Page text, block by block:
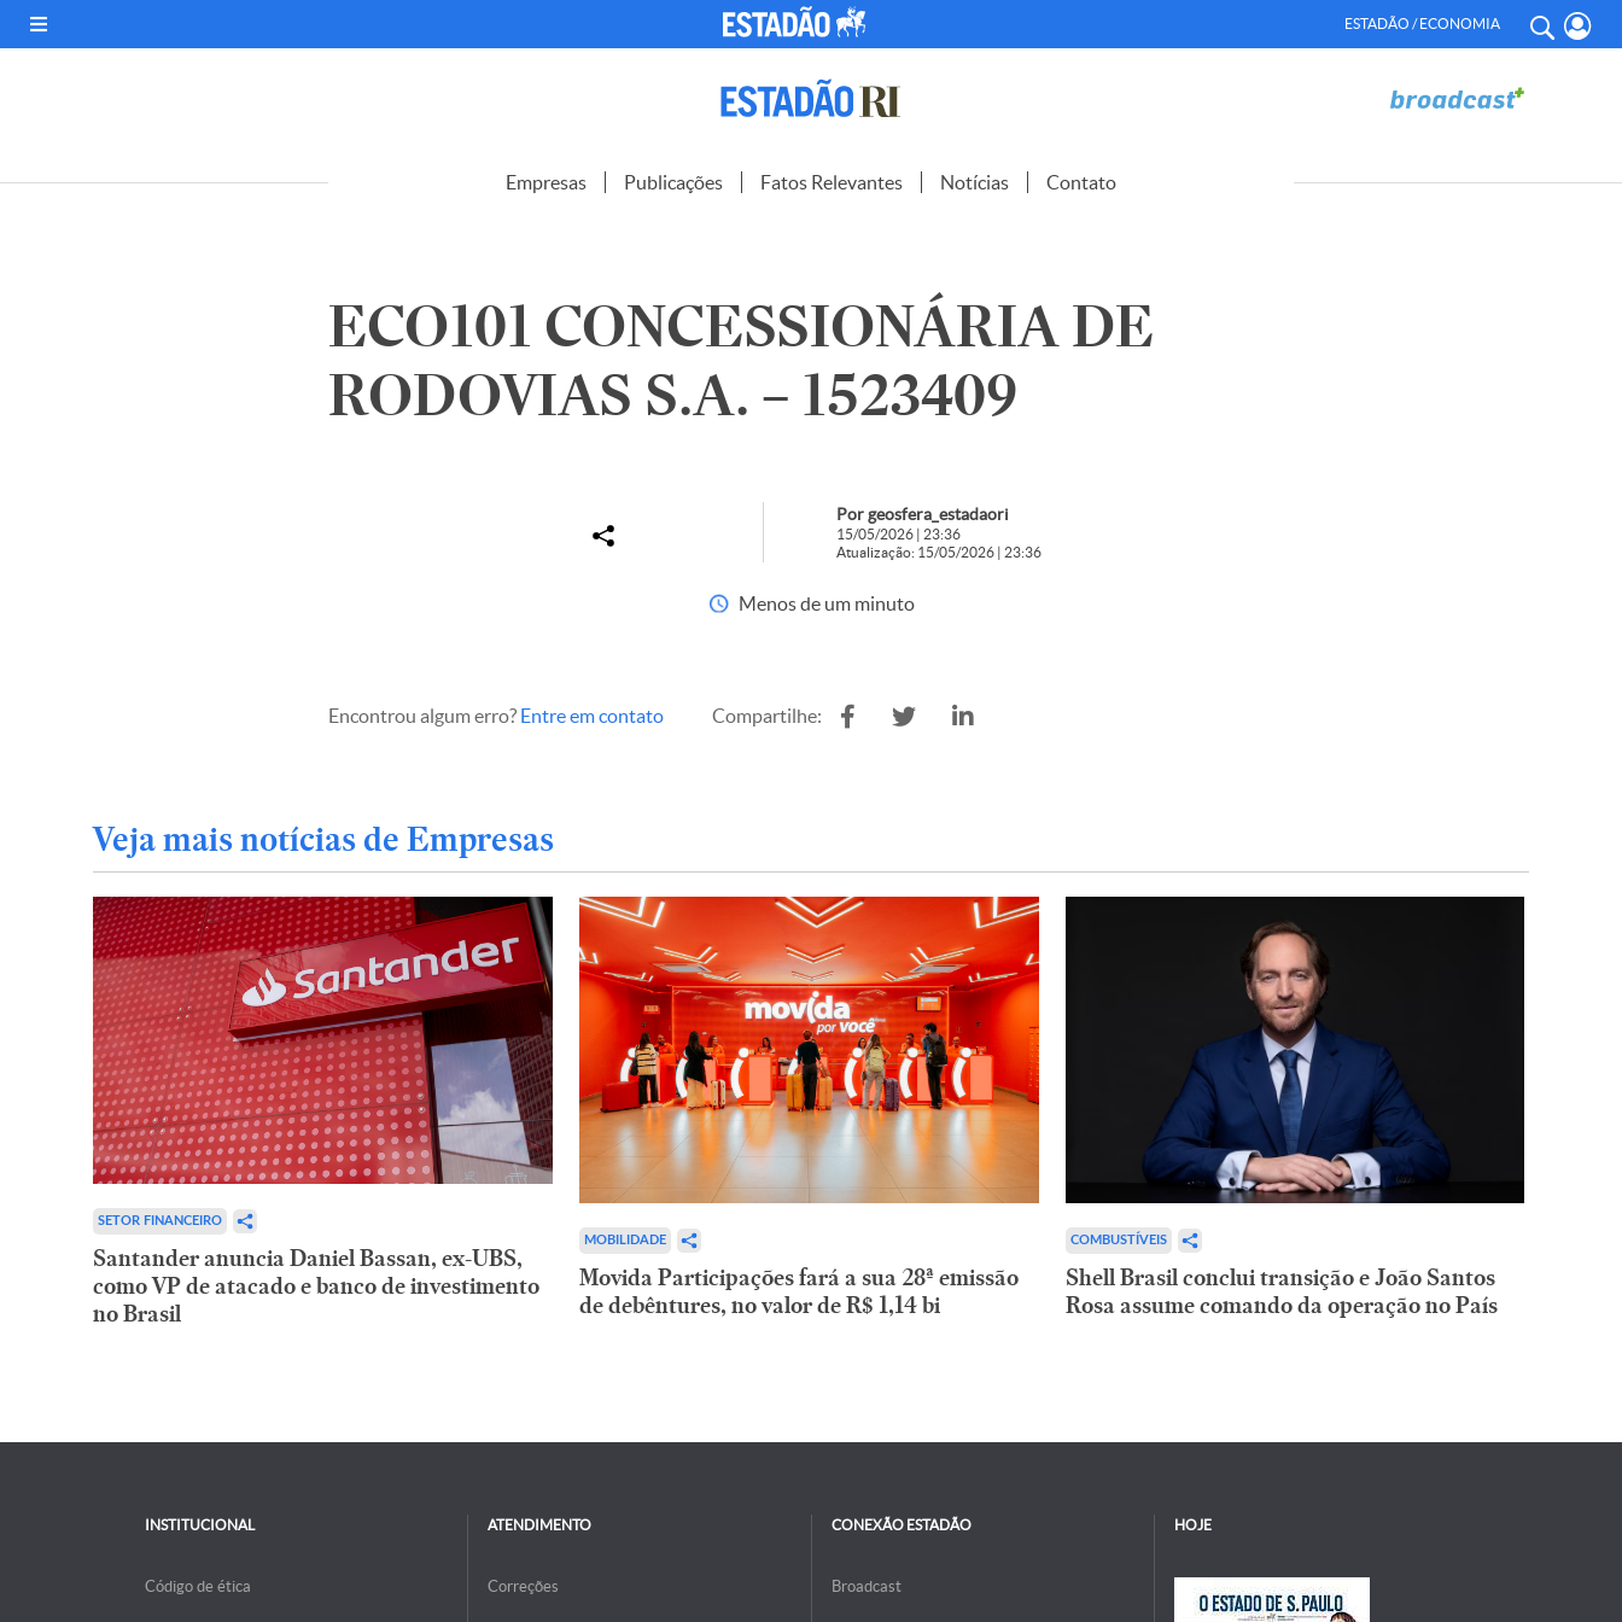
ESTADÃO / ECONOMIA
Empresas Publicações Fatos Relevantes Notícias Contato
ECO101 CONCESSIONÁRIA DE
RODOVIAS S.A. – 1523409
Por geosfera_estadaori
15/05/2026 | 23:36
Atualização: 15/05/2026 | 23:36
Menos de um minuto
Encontrou algum erro? Entre em contato Compartilhe:
Veja mais notícias de Empresas
SETOR FINANCEIRO
Santander anuncia Daniel Bassan, ex-UBS,
como VP de atacado e banco de investimento
no Brasil
MOBILIDADE
Movida Participações fará a sua 28ª emissão
de debêntures, no valor de R$ 1,14 bi
COMBUSTÍVEIS
Shell Brasil conclui transição e João Santos
Rosa assume comando da operação no País
INSTITUCIONAL
Código de ética
ATENDIMENTO
Correções
CONEXÃO ESTADÃO
Broadcast
HOJE